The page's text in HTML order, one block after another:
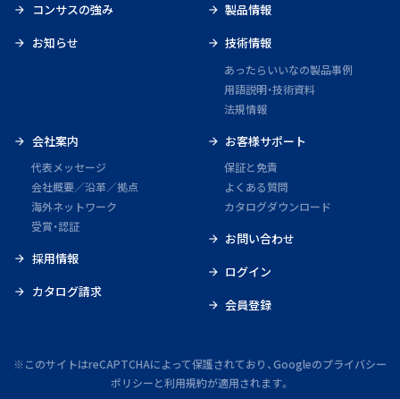
コンサスの強み
お知らせ
製品情報
技術情報
あったらいいなの製品事例
用語説明・技術資料
法規情報
会社案内
代表メッセージ
会社概要／沿革／拠点
海外ネットワーク
受賞・認証
採用情報
カタログ請求
お客様サポート
保証と免責
よくある質問
カタログダウンロード
お問い合わせ
ログイン
会員登録
※このサイトはreCAPTCHAによって保護されており、Googleのプライバシー
ポリシーと利用規約が適用されます。